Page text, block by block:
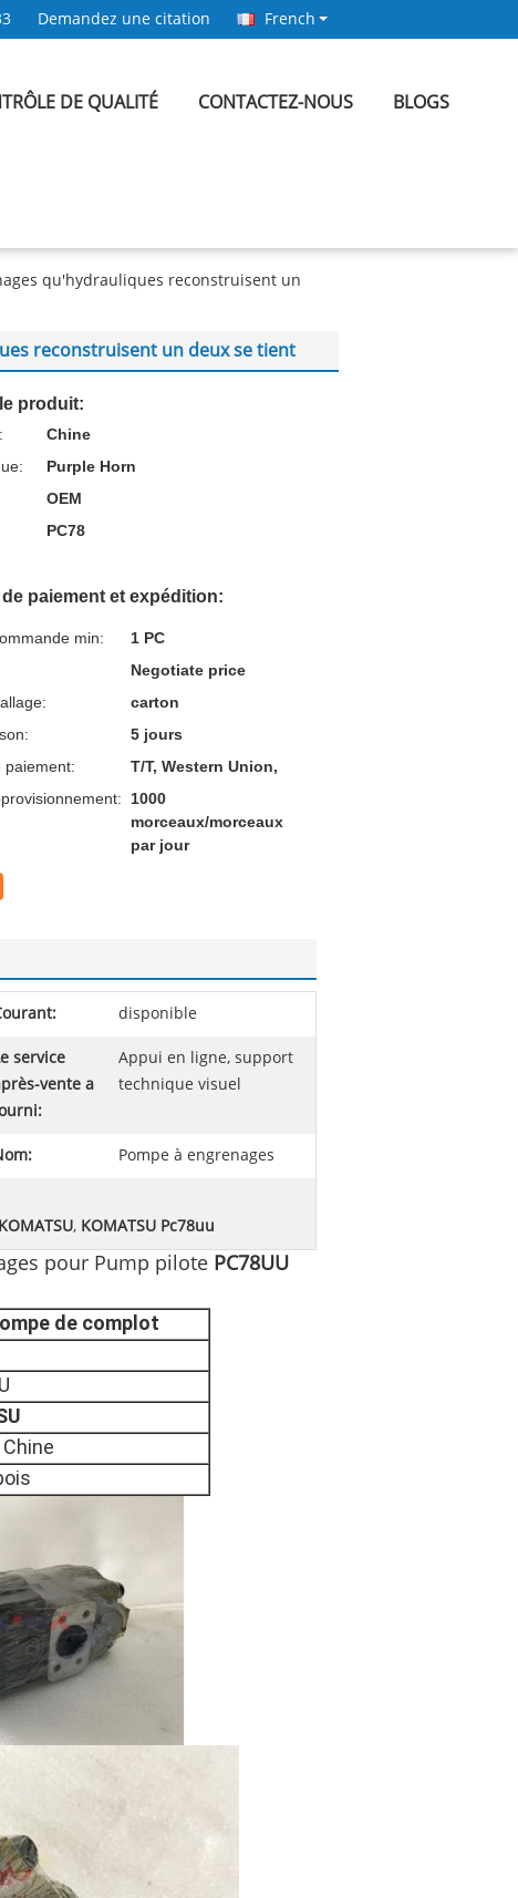
Demandez une citation French
DE QUALITÉ CONTACTEZ-NOUS BLOGS
qu'hydrauliques reconstruisent un
reconstruisent un deux se tient
produit:
Chine
Purple Horn
OEM
PC78
paiement et expédition:
min:
1 PC
Negotiate price
carton
5 jours
paiement:
T/T, Western Union,
1000
morceaux/morceaux
par jour
disponible
service
vente a
Appui en ligne, support
technique visuel
Pompe à engrenages
, KOMATSU Pc78uu
pour Pump pilote PC78UU
de complot